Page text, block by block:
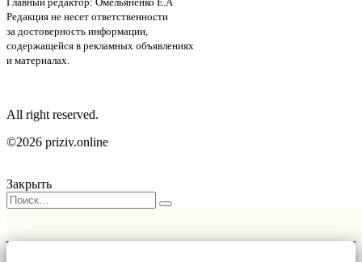
Редакция не несет ответственности
за достоверность информации,
содержащейся в рекламных объявлениях
и материалах.
All right reserved.
©2026 priziv.online
Закрыть